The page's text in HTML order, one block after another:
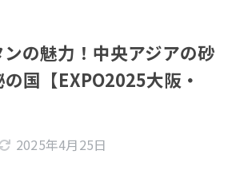
ンの魅力！中央アジアの砂
国【EXPO2025大阪・
2025年4月25日